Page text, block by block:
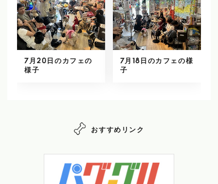
7月20日のカフェの
様子
7月18日のカフェの様
子
おすすめリンク